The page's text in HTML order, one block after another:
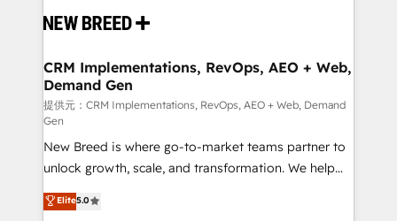
革を、構想から実装・定着までPMOとして主導。「設
の統合・浸透・変革管理を実行します。 ▸ CMS戦略設
計・構築：リード獲得・CVR・SEOを前提にした情報設
計・導線設計・テンプレート設計をContent Hubで一体
提供。 ▸ 既存CRM・MAからの移行支援：Salesforce・
Marketo・Pardot等からの移行、カスタム設計、履歴
データ移行と活用設計まで。 ▸ AEO対応：ChatGPT・
ンツとサイト構造を最適化。 🏆 なぜ100incを選ぶの
and system integrations powered by Globalia’s
trainers to drive platform adoption. 📈 Revenue
Generation - Full-funnel marketing and high-
performance advertising via Point Success Media. -
Expert deployment of Breeze AI and custom agents
to automate growth. 🏆 Elite Excellence - 8 platform
accreditations and deep HIPAA-compliance
expertise. - A team of 250+ experts dedicated to
your resilient growth.
CRM Implementations, RevOps, AEO + Web,
Demand Gen
提供元：CRM Implementations, RevOps, AEO + Web, Demand
Gen
New Breed is where go-to-market teams partner to
unlock growth, scale, and transformation. We help
companies activate HubSpot’s AI-powered
customer platform and operationalize HubSpot’s
Elite5.0